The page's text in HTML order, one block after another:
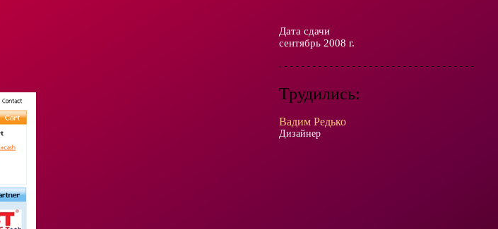
Дата сдачи
сентябрь 2008 г.
Трудились:
Вадим Редько
Дизайнер